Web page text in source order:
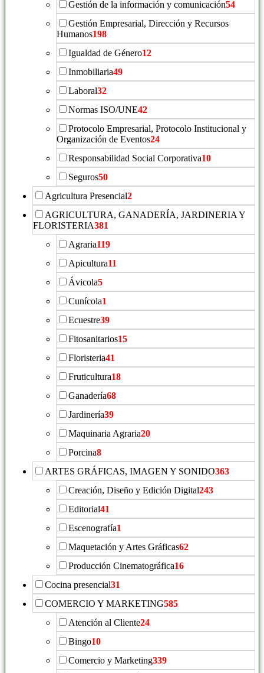
Gestión de la información y comunicación54
Gestión Empresarial, Dirección y Recursos
Humanos198
Igualdad de Género12
Inmobiliaria49
Laboral32
Normas ISO/UNE42
Protocolo Empresarial, Protocolo Institucional y
Organización de Eventos24
Responsabilidad Social Corporativa10
Seguros50
Agricultura Presencial2
AGRICULTURA, GANADERÍA, JARDINERIA Y
FLORISTERIA381
Agraria119
Apicultura11
Ávicola5
Cunícola1
Ecuestre39
Fitosanitarios15
Floristeria41
Fruticultura18
Ganadería68
Jardinería39
Maquinaria Agraria20
Porcina8
ARTES GRÁFICAS, IMAGEN Y SONIDO363
Creación, Diseño y Edición Digital243
Editorial41
Escenografía1
Maquetación y Artes Gráficas62
Producción Cinematográfica16
Cocina presencial31
COMERCIO Y MARKETING585
Atención al Cliente24
Bingo10
Comercio y Marketing339